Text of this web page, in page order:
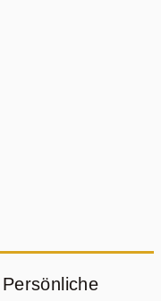
Persönliche